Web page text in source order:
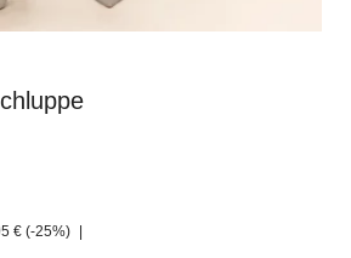
€ (-25%) |